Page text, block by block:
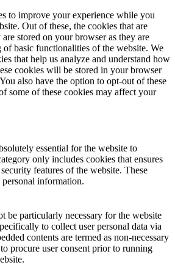
to improve your experience while you
Out of these, the cookies that are
are stored on your browser as they are
basic functionalities of the website. We
that help us analyze and understand how
cookies will be stored in your browser
also have the option to opt-out of these
some of these cookies may affect your
essential for the website to
only includes cookies that ensures
features of the website. These
information.
be particularly necessary for the website
to collect user personal data via
contents are termed as non-necessary
procure user consent prior to running